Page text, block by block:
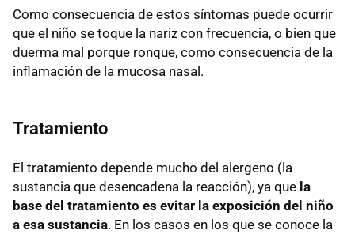
Como consecuencia de estos síntomas puede ocurrir
que el niño se toque la nariz con frecuencia, o bien que
duerma mal porque ronque, como consecuencia de la
inflamación de la mucosa nasal.
Tratamiento
El tratamiento depende mucho del alergeno (la
sustancia que desencadena la reacción), ya que la
base del tratamiento es evitar la exposición del niño
a esa sustancia. En los casos en los que se conoce la